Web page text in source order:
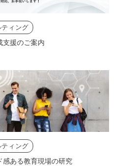
ティング
支援のご案内
ティング
感ある教育現場の研究